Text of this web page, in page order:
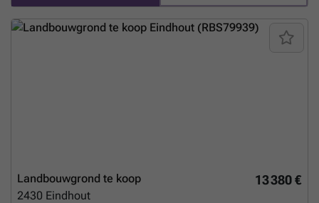
13 380 €
Landbouwgrond te koop
2430 Eindhout